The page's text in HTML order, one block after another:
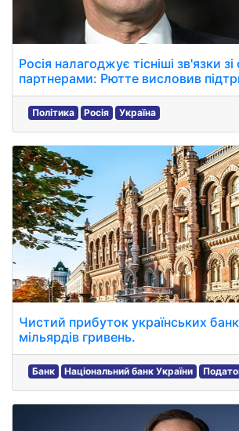
Росія налагоджує тісніші зв'язки зі
партнерами: Рютте висловив
Політика Росія Україна
Чистий прибуток українських
мільярдів гривень.
Банк Національний банк України